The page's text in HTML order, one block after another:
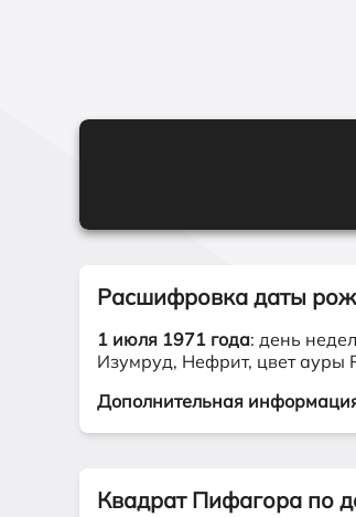
Расшифровка даты
1 июля 1971 года: день
Изумруд, Нефрит, цвет ауры
Дополнительная
Квадрат Пифагора по